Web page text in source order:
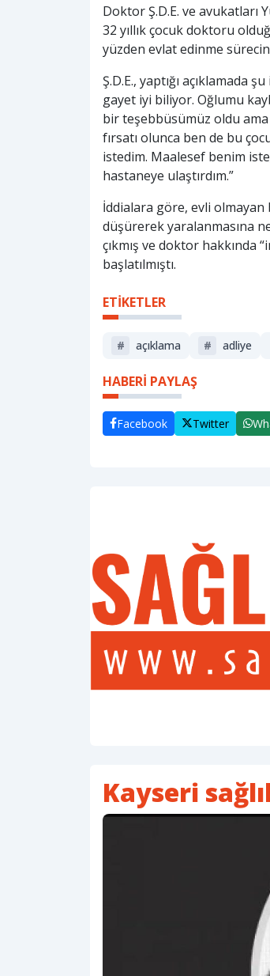
Doktor Ş.D.E. ve
32 yıllık çocuk doktoru
yüzden evlat edinme
Ş.D.E., yaptığı açıklamada
gayet iyi biliyor. Oğlumu
bir teşebbüsümüz oldu
fırsatı olunca ben de bu
istedim. Maalesef benim
hastaneye ulaştırdım.”
İddialara göre, evli olmayan
düşürerek yaralanmasına
çıkmış ve doktor hakkında
başlatılmıştı.
ETİKETLER
# açıklama # adliye
HABERİ PAYLAŞ
Facebook Twitter
Kayseri